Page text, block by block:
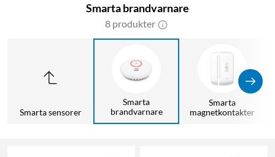
Smarta brandvarnare
8 produkter
Smarta sensorer
Smarta
brandvarnare
Smarta
magnetkontakter